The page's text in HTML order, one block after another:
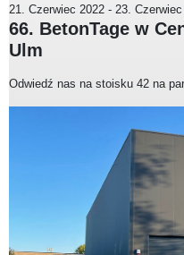
21. Czerwiec 2022 - 23.
66. BetonTage w
Ulm
Odwiedź nas na stoisku 42 na